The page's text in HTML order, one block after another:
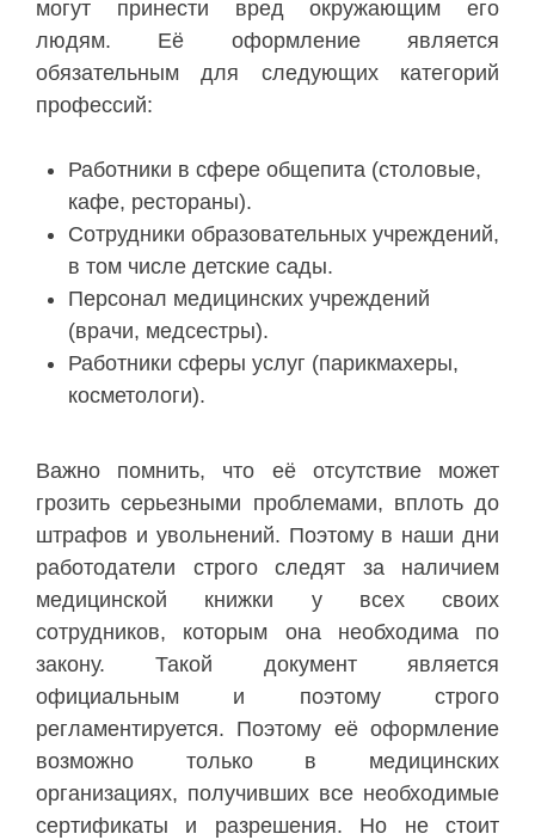
могут принести вред окружающим его
людям. Её оформление является
обязательным для следующих категорий
профессий:
Работники в сфере общепита (столовые,
кафе, рестораны).
Сотрудники образовательных учреждений,
в том числе детские сады.
Персонал медицинских учреждений
(врачи, медсестры).
Работники сферы услуг (парикмахеры,
косметологи).
Важно помнить, что её отсутствие может
грозить серьезными проблемами, вплоть до
штрафов и увольнений. Поэтому в наши дни
работодатели строго следят за наличием
медицинской книжки у всех своих
сотрудников, которым она необходима по
закону. Такой документ является
официальным и поэтому строго
регламентируется. Поэтому её оформление
возможно только в медицинских
организациях, получивших все необходимые
сертификаты и разрешения. Но не стоит